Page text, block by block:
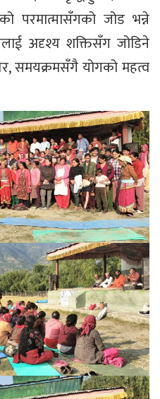
परमात्मासँगको जोड भन्ने
अदृश्य शक्तिसँग जोडिने
समयक्रमसँगै योगको महत्व